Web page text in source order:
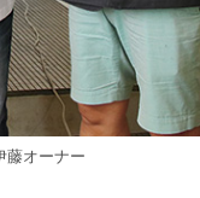
藤オーナー